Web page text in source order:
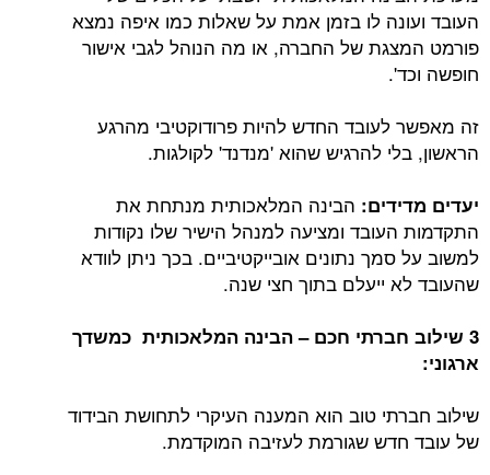
העובד ועונה לו בזמן אמת על שאלות כמו איפה נמצא
פורמט המצגת של החברה, או מה הנוהל לגבי אישור
חופשה וכד'.
זה מאפשר לעובד החדש להיות פרודוקטיבי מהרגע
הראשון, בלי להרגיש שהוא 'מנדנד' לקולגות.
יעדים מדידים: הבינה המלאכותית מנתחת את
התקדמות העובד ומציעה למנהל הישיר שלו נקודות
למשוב על סמך נתונים אובייקטיביים. בכך ניתן לוודא
שהעובד לא ייעלם בתוך חצי שנה.
3 שילוב חברתי חכם – הבינה המלאכותית כמשדך
ארגוני:
שילוב חברתי טוב הוא המענה העיקרי לתחושת הבידוד
של עובד חדש שגורמת לעזיבה המוקדמת.